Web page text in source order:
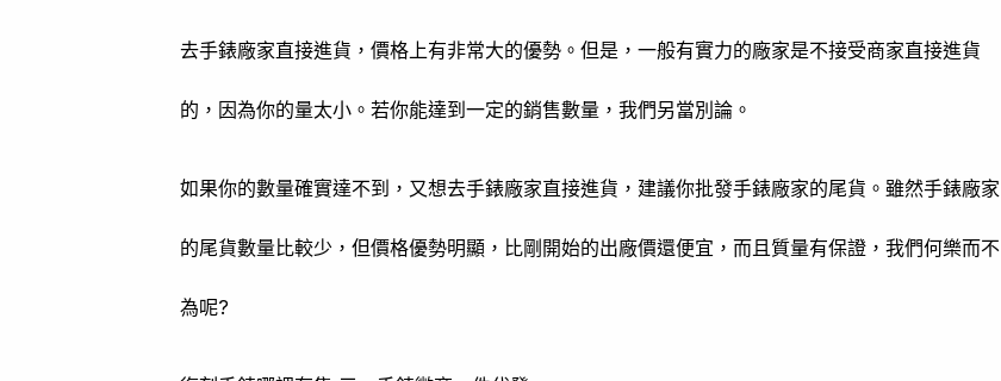
去手錶廠家直接進貨，價格上有非常大的優勢。但是，一般有實力的廠家是不接受商家直接進貨
的，因為你的量太小。若你能達到一定的銷售數量，我們另當別論。
如果你的數量確實達不到，又想去手錶廠家直接進貨，建議你批發手錶廠家的尾貨。雖然手錶廠家
的尾貨數量比較少，但價格優勢明顯，比剛開始的出廠價還便宜，而且質量有保證，我們何樂而不
為呢?